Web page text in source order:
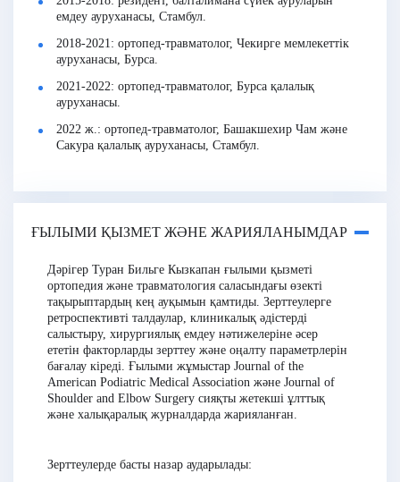
емдеу ауруханасы, Стамбул.
2018-2021: ортопед-травматолог, Чекирге мемлекеттік
ауруханасы, Бурса.
2021-2022: ортопед-травматолог, Бурса қалалық
ауруханасы.
2022 ж.: ортопед-травматолог, Башакшехир Чам және
Сакура қалалық ауруханасы, Стамбул.
ҒЫЛЫМИ ҚЫЗМЕТ ЖӘНЕ ЖАРИЯЛАНЫМДАР
Дәрігер Туран Бильге Кызкапан ғылыми қызметі
ортопедия және травматология саласындағы өзекті
тақырыптардың кең ауқымын қамтиды. Зерттеулерге
ретроспективті талдаулар, клиникалық әдістерді
салыстыру, хирургиялық емдеу нәтижелеріне әсер
ететін факторларды зерттеу және оңалту параметрлерін
бағалау кіреді. Ғылыми жұмыстар Journal of the
American Podiatric Medical Association және Journal of
Shoulder and Elbow Surgery сияқты жетекші ұлттық
және халықаралық журналдарда жарияланған.
Зерттеулерде басты назар аударылады: